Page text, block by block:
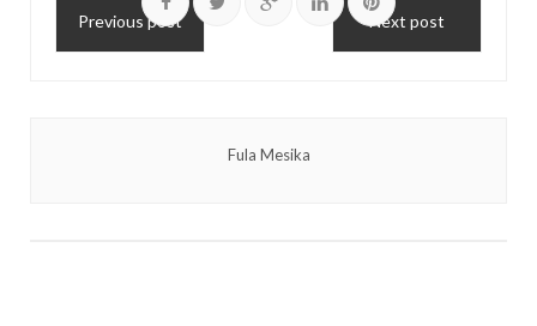
Previous post Next post
Fula Mesika